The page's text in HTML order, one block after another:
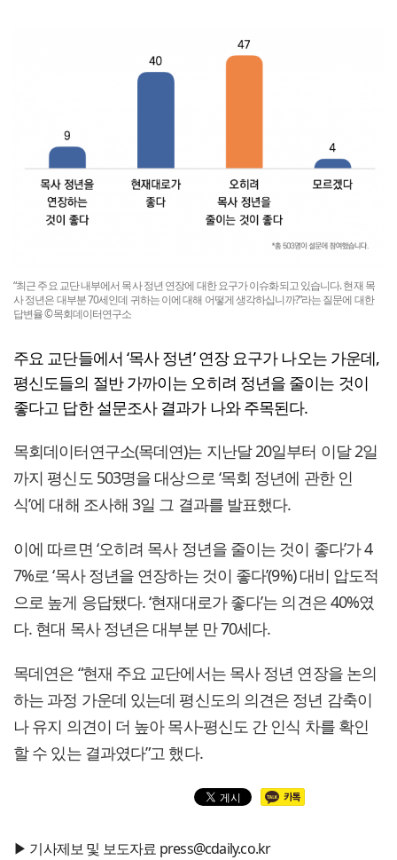
“최근 주요 교단 내부에서 목사 정년 연장에 대한 요구가 이슈화되고 있습니다. 현재 목
사 정년은 대부분 70세인데 귀하는 이에 대해 어떻게 생각하십니까?”라는 질문에 대한
답변율 ©목회데이터연구소
주요 교단들에서 ‘목사 정년’ 연장 요구가 나오는 가운데,
평신도들의 절반 가까이는 오히려 정년을 줄이는 것이
좋다고 답한 설문조사 결과가 나와 주목된다.
목회데이터연구소(목데연)는 지난달 20일부터 이달 2일
까지 평신도 503명을 대상으로 ‘목회 정년에 관한 인
식’에 대해 조사해 3일 그 결과를 발표했다.
이에 따르면 ‘오히려 목사 정년을 줄이는 것이 좋다’가 4
7%로 ‘목사 정년을 연장하는 것이 좋다’(9%) 대비 압도적
으로 높게 응답됐다. ‘현재대로가 좋다’는 의견은 40%였
다. 현대 목사 정년은 대부분 만 70세다.
목데연은 “현재 주요 교단에서는 목사 정년 연장을 논의
하는 과정 가운데 있는데 평신도의 의견은 정년 감축이
나 유지 의견이 더 높아 목사-평신도 간 인식 차를 확인
할 수 있는 결과였다”고 했다.
▶ 기사제보 및 보도자료 press@cdaily.co.kr